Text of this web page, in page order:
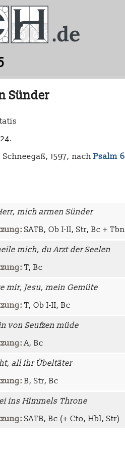
Sünder
1597, nachPsalm 6
mich armen Sünder
SATB, Ob I-II, Str, Bc + Tbn
mich, du Arzt der Seelen
T, Bc
mir, Jesu, mein Gemüte
T, Ob I-II, Bc
von Seufzen müde
A, Bc
all ihr Übeltäter
B, Str, Bc
ins Himmels Throne
SATB, Bc (+ Cto, Hbl, Str)